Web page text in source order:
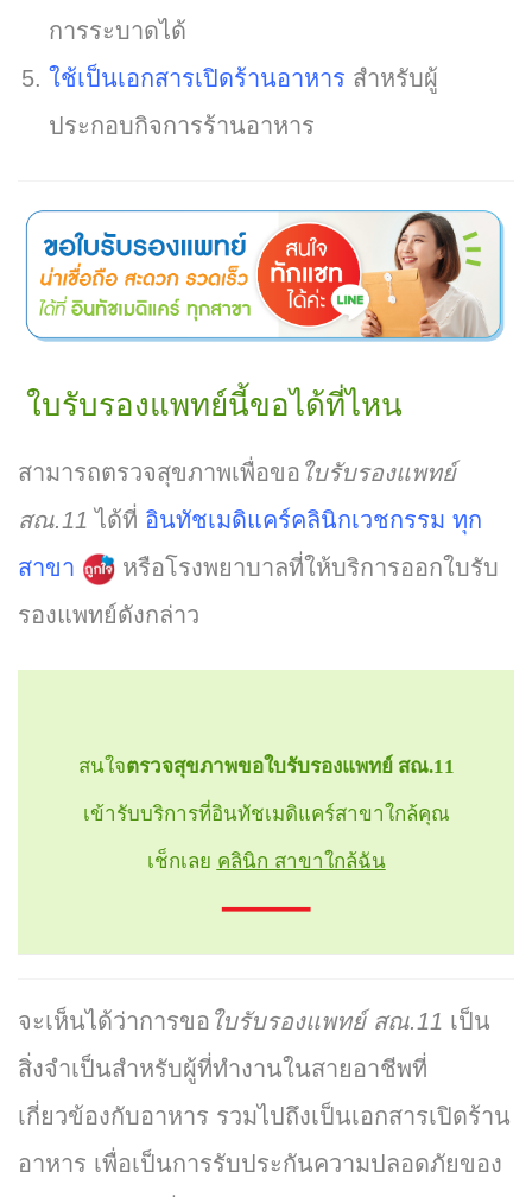
การระบาดได้
ใช้เป็นเอกสารเปิดร้านอาหาร สำหรับผู้
ประกอบกิจการร้านอาหาร
ใบรับรองแพทย์นี้ขอได้ที่ไหน
สามารถตรวจสุขภาพเพื่อขอ ใบรับรองแพทย์
สณ.11 ได้ที่ อินทัชเมดิแคร์คลินิกเวชกรรม ทุก
สาขา
หรือโรงพยาบาลที่ให้บริการออกใบรับ
รองแพทย์ดังกล่าว
สนใจตรวจสุขภาพขอใบรับรองแพทย์ สณ.11
เข้ารับบริการที่อินทัชเมดิแคร์สาขาใกล้คุณ
เช็กเลย คลินิก สาขาใกล้ฉัน
จะเห็นได้ว่าการขอ ใบรับรองแพทย์ สณ.11 เป็น
สิ่งจำเป็นสำหรับผู้ที่ทำงานในสายอาชีพที่
เกี่ยวข้องกับอาหาร รวมไปถึงเป็นเอกสารเปิดร้าน
อาหาร เพื่อเป็นการรับประกันความปลอดภัยของ